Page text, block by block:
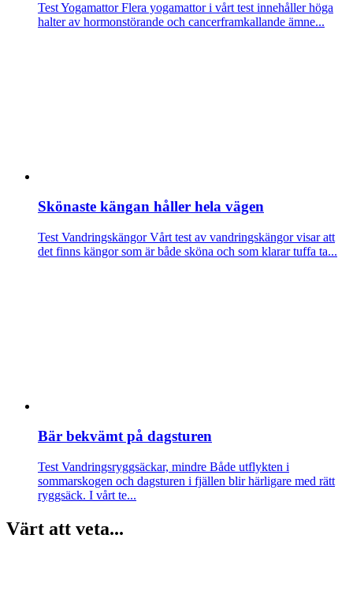
Test YogamattorFlera yogamattor i vårt test innehåller höga
halter av hormonstörande och cancerframkallande ämne...
Skönaste kängan håller hela vägen
Test VandringskängorVårt test av vandringskängor visar att
det finns kängor som är både sköna och som klarar tuffa ta...
Bär bekvämt på dagsturen
Test Vandringsryggsäckar, mindre Både utflykten i
sommarskogen och dagsturen i fjällen blir härligare med rätt
ryggsäck. I vårt te...
Värt att veta...